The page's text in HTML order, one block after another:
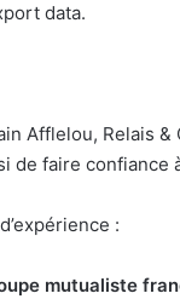
data.
Afflelou, Relais
de faire
:
mutualiste